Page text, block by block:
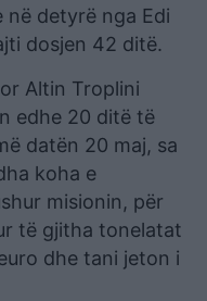
në detyrë nga Edi
dosjen 42 ditë.
Altin Troplini
edhe 20 ditë të
datën 20 maj, sa
koha e
misionin, për
të gjitha tonelatat
dhe tani jeton i